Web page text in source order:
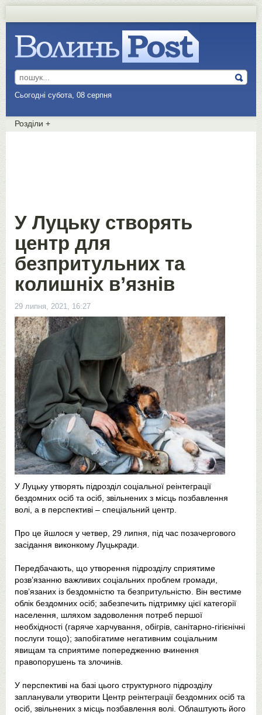
Сьогодні субота, 08 серпня
Розділи +
У Луцьку створять
центр для
безпритульних та
колишніх в’язнів
29 липня, 2021, 16:27
У Луцьку утворять підрозділ соціальної реінтеграції
бездомних осіб та осіб, звільнених з місць позбавлення
волі, а в перспективі – спеціальний центр.
Про це йшлося у четвер, 29 липня, під час позачергового
засідання виконкому Луцькради.
Передбачають, що утворення підрозділу сприятиме
розв’язанню важливих соціальних проблем громади,
пов’язаних із бездомністю та безпритульністю. Він вестиме
облік бездомних осіб; забезпечить підтримку цієї категорії
населення, шляхом задоволення потреб першої
необхідності (гаряче харчування, обігрів, санітарно-гігієнічні
послуги тощо); запобігатиме негативним соціальним
явищам та сприятиме попередженню вчинення
правопорушень та злочинів.
У перспективі на базі цього структурного підрозділу
запланували утворити Центр реінтеграції бездомних осіб та
осіб, звільнених з місць позбавлення волі. Облаштують його